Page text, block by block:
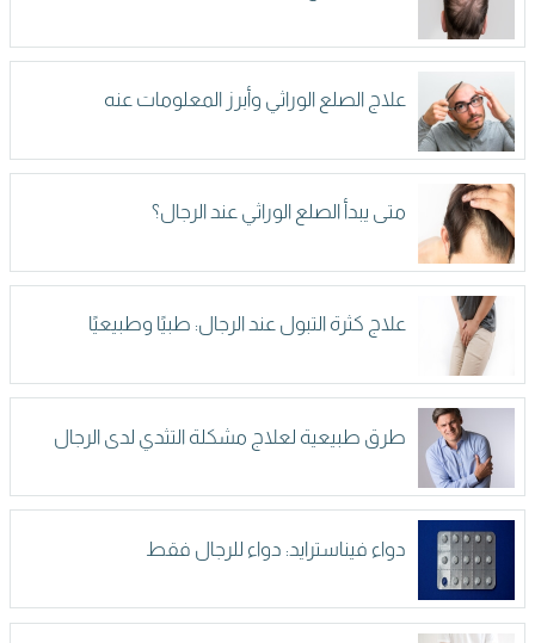
علاج الصلع الوراثي وأبرز المعلومات عنه
متى يبدأ الصلع الوراثي عند الرجال؟
علاج كثرة التبول عند الرجال: طبيًا وطبيعيًا
طرق طبيعية لعلاج مشكلة التثدي لدى الرجال
دواء فيناسترايد: دواء للرجال فقط